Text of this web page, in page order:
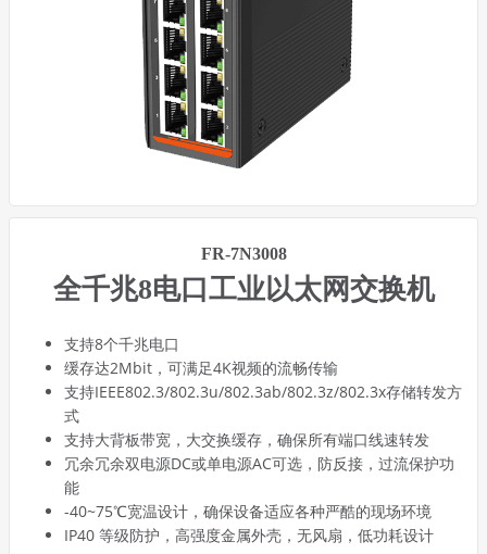
FR-7N3008
全千兆8电口工业以太网交换机
支持8个千兆电口
缓存达2Mbit，可满足4K视频的流畅传输
支持IEEE802.3/802.3u/802.3ab/802.3z/802.3x存储转发方
式
支持大背板带宽，大交换缓存，确保所有端口线速转发
冗余冗余双电源DC或单电源AC可选，防反接，过流保护功
能
-40~75℃宽温设计，确保设备适应各种严酷的现场环境
IP40 等级防护，高强度金属外壳，无风扇，低功耗设计